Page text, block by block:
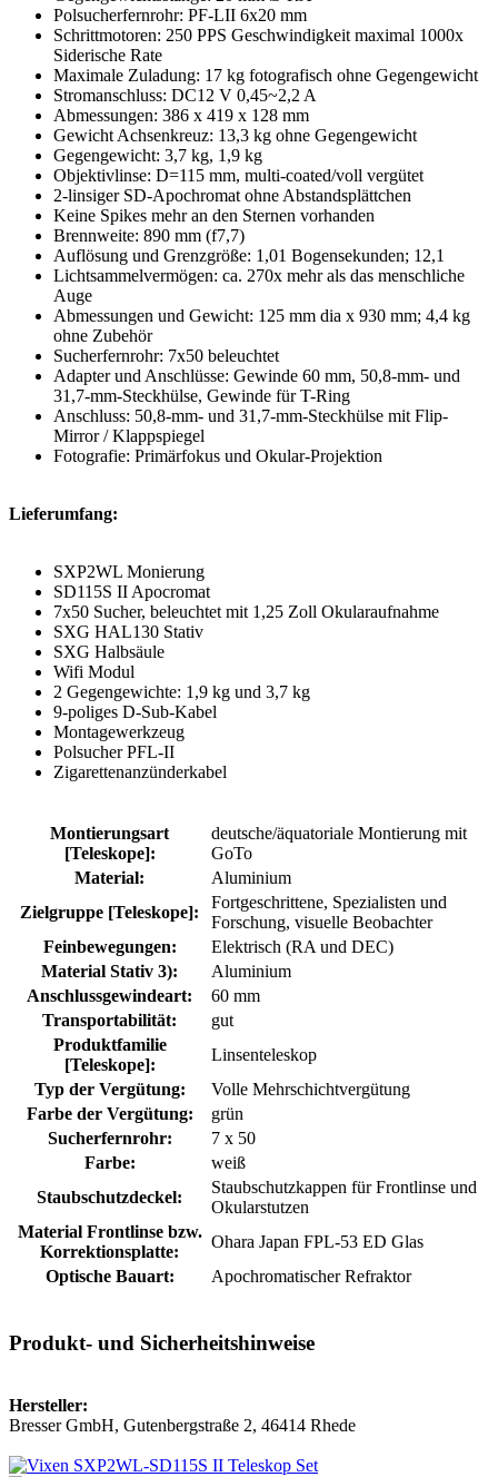
Polsucherfernrohr: PF-LII 6x20 mm
Schrittmotoren: 250 PPS Geschwindigkeit maximal 1000x
Siderische Rate
Maximale Zuladung: 17 kg fotografisch ohne Gegengewicht
Stromanschluss: DC12 V 0,45~2,2 A
Abmessungen: 386 x 419 x 128 mm
Gewicht Achsenkreuz: 13,3 kg ohne Gegengewicht
Gegengewicht: 3,7 kg, 1,9 kg
Objektivlinse: D=115 mm, multi-coated/voll vergütet
2-linsiger SD-Apochromat ohne Abstandsplättchen
Keine Spikes mehr an den Sternen vorhanden
Brennweite: 890 mm (f7,7)
Auflösung und Grenzgröße: 1,01 Bogensekunden; 12,1
Lichtsammelvermögen: ca. 270x mehr als das menschliche
Auge
Abmessungen und Gewicht: 125 mm dia x 930 mm; 4,4 kg
ohne Zubehör
Sucherfernrohr: 7x50 beleuchtet
Adapter und Anschlüsse: Gewinde 60 mm, 50,8-mm- und
31,7-mm-Steckhülse, Gewinde für T-Ring
Anschluss: 50,8-mm- und 31,7-mm-Steckhülse mit Flip-
Mirror / Klappspiegel
Fotografie: Primärfokus und Okular-Projektion
Lieferumfang:
SXP2WL Monierung
SD115S II Apocromat
7x50 Sucher, beleuchtet mit 1,25 Zoll Okularaufnahme
SXG HAL130 Stativ
SXG Halbsäule
Wifi Modul
2 Gegengewichte: 1,9 kg und 3,7 kg
9-poliges D-Sub-Kabel
Montagewerkzeug
Polsucher PFL-II
Zigarettenanzünderkabel
Montierungsart
[Teleskope]:
deutsche/äquatoriale Montierung mit
GoTo
Material:
Aluminium
Zielgruppe [Teleskope]:
Fortgeschrittene, Spezialisten und
Forschung, visuelle Beobachter
Feinbewegungen:
Elektrisch (RA und DEC)
Material Stativ 3):
Aluminium
Anschlussgewindeart:
60 mm
Transportabilität:
gut
Produktfamilie
[Teleskope]:
Linsenteleskop
Typ der Vergütung:
Volle Mehrschichtvergütung
Farbe der Vergütung:
grün
Sucherfernrohr:
7 x 50
Farbe:
weiß
Staubschutzdeckel:
Staubschutzkappen für Frontlinse und
Okularstutzen
Material Frontlinse bzw.
Korrektionsplatte:
Ohara Japan FPL-53 ED Glas
Optische Bauart:
Apochromatischer Refraktor
Produkt- und Sicherheitshinweise
Hersteller:
Bresser GmbH, Gutenbergstraße 2, 46414 Rhede